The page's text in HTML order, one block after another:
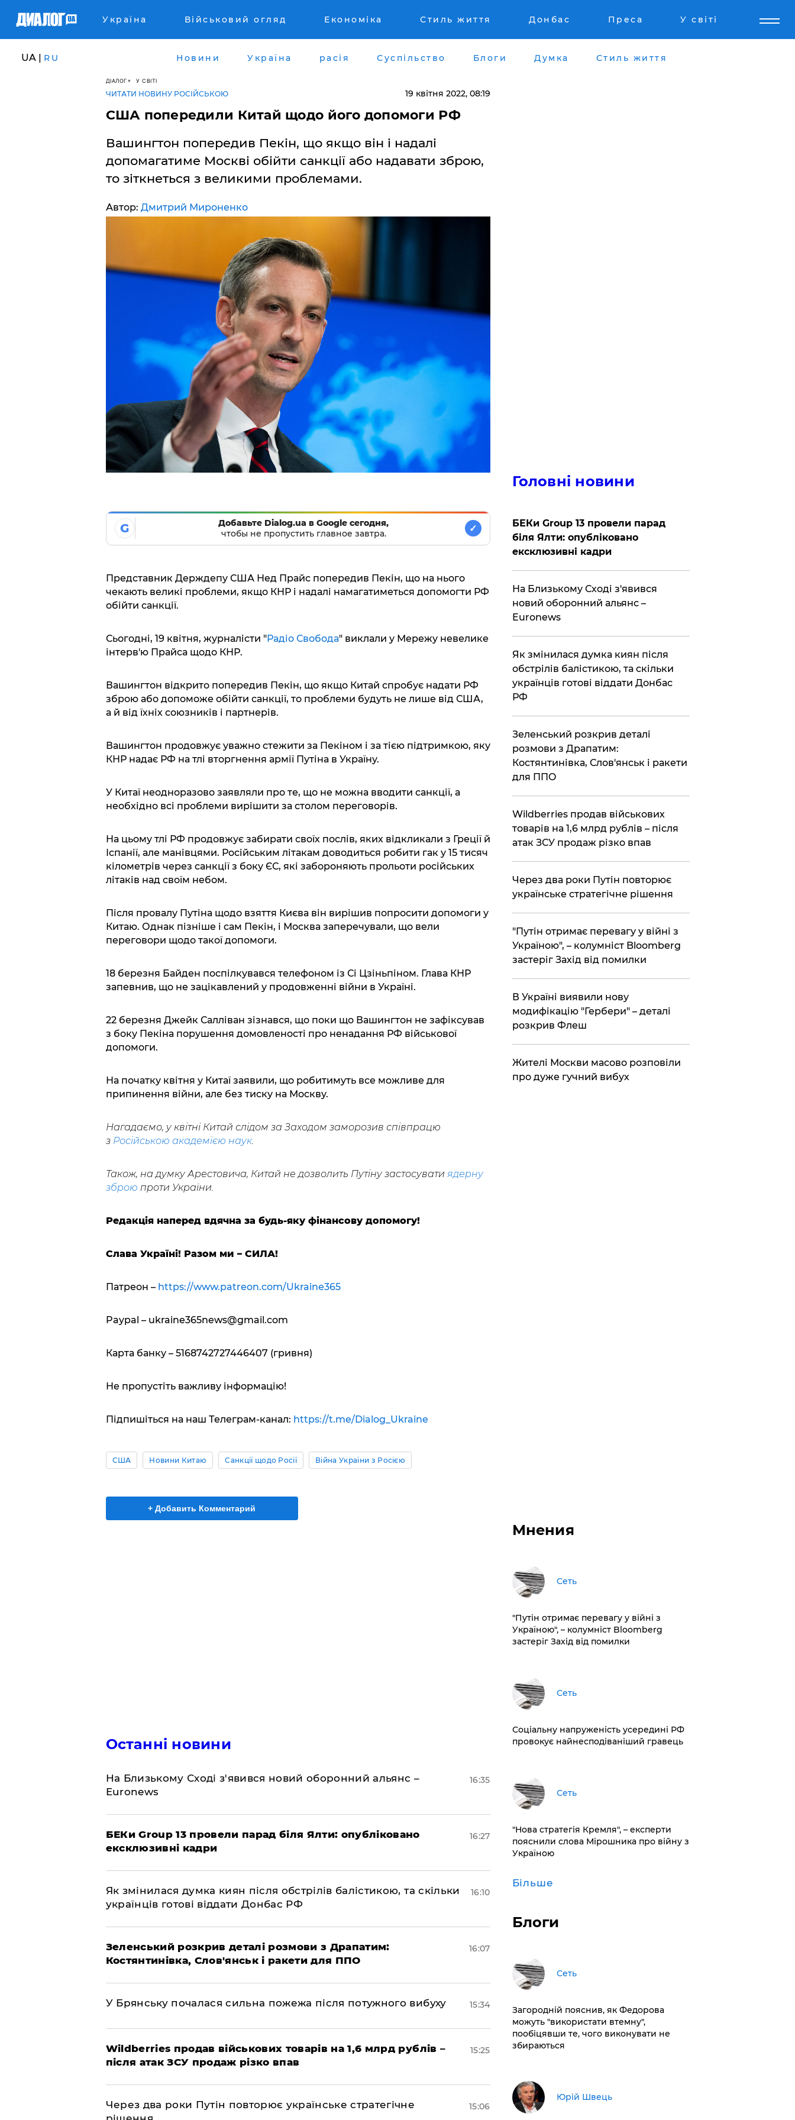
Україна Військовий огляд Економіка Стиль життя Донбас Преса У світі
UA | RU Новини Україна расія Суспільство Блоги Думка Стиль життя
ДІАЛОГ У СВІТІ
ЧИТАТИ НОВИНУ РОСІЙСЬКОЮ 19 квітня 2022, 08:19
США попередили Китай щодо його допомоги РФ
Вашингтон попередив Пекін, що якщо він і надалі
допомагатиме Москві обійти санкції або надавати зброю,
то зіткнеться з великими проблемами.
Автор: Дмитрий Мироненко
G
Добавьте Dialog.ua в Google сегодня,
чтобы не пропустить главное завтра.
✓
Представник Держдепу США Нед Прайс попередив Пекін, що на нього
чекають великі проблеми, якщо КНР і надалі намагатиметься допомогти РФ
обійти санкції.
Сьогодні, 19 квітня, журналісти "Радіо Свобода" виклали у Мережу невелике
інтерв'ю Прайса щодо КНР.
Вашингтон відкрито попередив Пекін, що якщо Китай спробує надати РФ
зброю або допоможе обійти санкції, то проблеми будуть не лише від США,
а й від їхніх союзників і партнерів.
Вашингтон продовжує уважно стежити за Пекіном і за тією підтримкою, яку
КНР надає РФ на тлі вторгнення армії Путіна в Україну.
У Китаї неодноразово заявляли про те, що не можна вводити санкції, а
необхідно всі проблеми вирішити за столом переговорів.
На цьому тлі РФ продовжує забирати своїх послів, яких відкликали з Греції й
Іспанії, але манівцями. Російським літакам доводиться робити гак у 15 тисяч
кілометрів через санкції з боку ЄС, які забороняють прольоти російських
літаків над своїм небом.
Після провалу Путіна щодо взяття Києва він вирішив попросити допомоги у
Китаю. Однак пізніше і сам Пекін, і Москва заперечували, що вели
переговори щодо такої допомоги.
18 березня Байден поспілкувався телефоном із Сі Цзіньпіном. Глава КНР
запевнив, що не зацікавлений у продовженні війни в Україні.
22 березня Джейк Салліван зізнався, що поки що Вашингтон не зафіксував
з боку Пекіна порушення домовленості про ненадання РФ військової
допомоги.
На початку квітня у Китаї заявили, що робитимуть все можливе для
припинення війни, але без тиску на Москву.
Нагадаємо, у квітні Китай слідом за Заходом заморозив співпрацю
з Російською академією наук.
Також, на думку Арестовича, Китай не дозволить Путіну застосувати ядерну
зброю проти України.
Редакція наперед вдячна за будь-яку фінансову допомогу!
Слава Україні! Разом ми – СИЛА!
Патреон – https://www.patreon.com/Ukraine365
Paypal – ukraine365news@gmail.com
Карта банку – 5168742727446407 (гривня)
Не пропустіть важливу інформацію!
Підпишіться на наш Телеграм-канал: https://t.me/Dialog_Ukraine
США Новини Китаю Санкції щодо Росії Війна України з Росією
+ Добавить Комментарий
Останні новини
На Близькому Сході з'явився новий оборонний альянс –
Euronews
16:35
БЕКи Group 13 провели парад біля Ялти: опубліковано
ексклюзивні кадри
16:27
Як змінилася думка киян після обстрілів балістикою, та скільки
українців готові віддати Донбас РФ
16:10
Зеленський розкрив деталі розмови з Драпатим:
Костянтинівка, Слов'янськ і ракети для ППО
16:07
У Брянську почалася сильна пожежа після потужного вибуху 15:34
Wildberries продав військових товарів на 1,6 млрд рублів –
після атак ЗСУ продаж різко впав
15:25
Через два роки Путін повторює українське стратегічне
15:06
Головні новини
БЕКи Group 13 провели парад
біля Ялти: опубліковано
ексклюзивні кадри
На Близькому Сході з'явився
новий оборонний альянс –
Euronews
Як змінилася думка киян після
обстрілів балістикою, та скільки
українців готові віддати Донбас
РФ
Зеленський розкрив деталі
розмови з Драпатим:
Костянтинівка, Слов'янськ і ракети
для ППО
Wildberries продав військових
товарів на 1,6 млрд рублів – після
атак ЗСУ продаж різко впав
Через два роки Путін повторює
українське стратегічне рішення
"Путін отримає перевагу у війні з
Україною", – колумніст Bloomberg
застеріг Захід від помилки
В Україні виявили нову
модифікацію "Гербери" – деталі
розкрив Флеш
Жителі Москви масово розповіли
про дуже гучний вибух
Мнения
Сеть
"Путін отримає перевагу у війні з
Україною", – колумніст Bloomberg
застеріг Захід від помилки
Сеть
Соціальну напруженість усередині РФ
провокує найнесподіваніший гравець
Сеть
"Нова стратегія Кремля", – експерти
пояснили слова Мірошника про війну з
Україною
Більше
Блоги
Сеть
Загородній пояснив, як Федорова
можуть "використати втемну",
пообіцявши те, чого виконувати не
збираються
Юрій Швець